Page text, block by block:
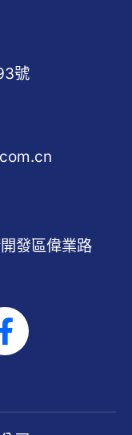
號
發區偉業路